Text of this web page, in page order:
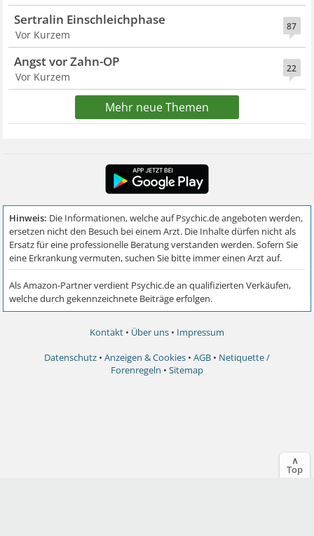
87
Sertralin Einschleichphase
Vor Kurzem
22
Angst vor Zahn-OP
Vor Kurzem
Mehr neue Themen
Kontakt • Über uns • Impressum
Datenschutz • Anzeigen & Cookies • AGB • Netiquette /
Forenregeln • Sitemap
∧
Top